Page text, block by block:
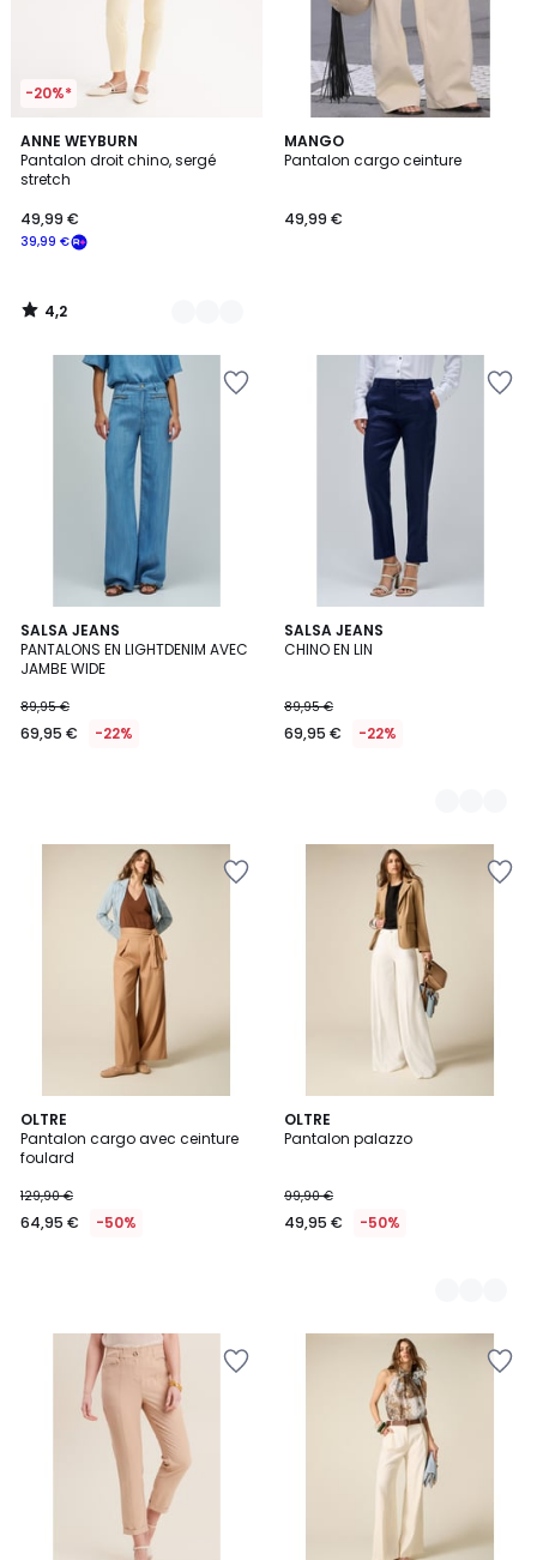
-20%*
ANNE WEYBURN
Pantalon droit chino, sergé
stretch
39,99 €
49,99 €
4,2
/ 5
2
Couleurs
4,2
/
MANGO
Pantalon cargo ceinture
49,99 €
SALSA JEANS
PANTALONS EN LIGHTDENIM AVEC
JAMBE WIDE
89,95 €
69,95 € -22%
SALSA JEANS
CHINO EN LIN
89,95 €
69,95 € -22%
3
Couleurs
OLTRE
Pantalon cargo avec ceinture
foulard
129,90 €
64,95 € -50%
OLTRE
Pantalon palazzo
99,90 €
49,95 € -50%
2
Couleurs